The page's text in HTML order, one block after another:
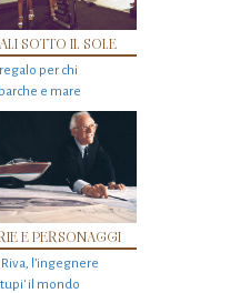
SOTTO IL SOLE
per chi
e mare
E PERSONAGGI
Riva, l’ingegnere
il mondo